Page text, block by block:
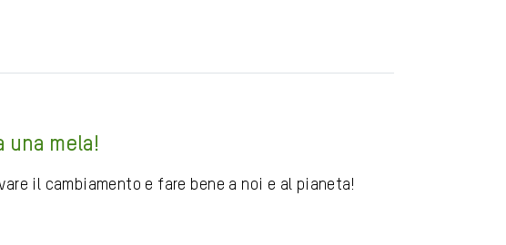
una mela!
il cambiamento e fare bene a noi e al pianeta!